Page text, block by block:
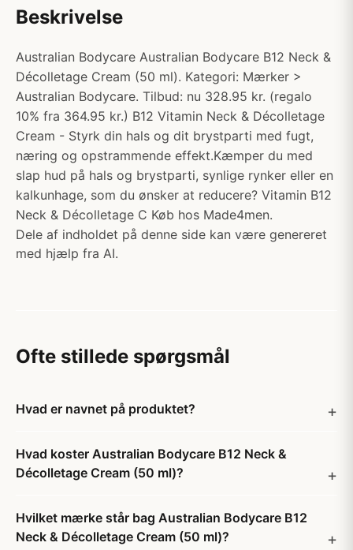
Beskrivelse
Australian Bodycare Australian Bodycare B12 Neck &
Décolletage Cream (50 ml). Kategori: Mærker >
Australian Bodycare. Tilbud: nu 328.95 kr. (regalo
10% fra 364.95 kr.) B12 Vitamin Neck & Décolletage
Cream - Styrk din hals og dit brystparti med fugt,
næring og opstrammende effekt.Kæmper du med
slap hud på hals og brystparti, synlige rynker eller en
kalkunhage, som du ønsker at reducere? Vitamin B12
Neck & Décolletage C Køb hos Made4men.
Dele af indholdet på denne side kan være genereret
med hjælp fra AI.
Ofte stillede spørgsmål
Hvad er navnet på produktet?
Hvad koster Australian Bodycare B12 Neck &
Décolletage Cream (50 ml)?
Hvilket mærke står bag Australian Bodycare B12
Neck & Décolletage Cream (50 ml)?